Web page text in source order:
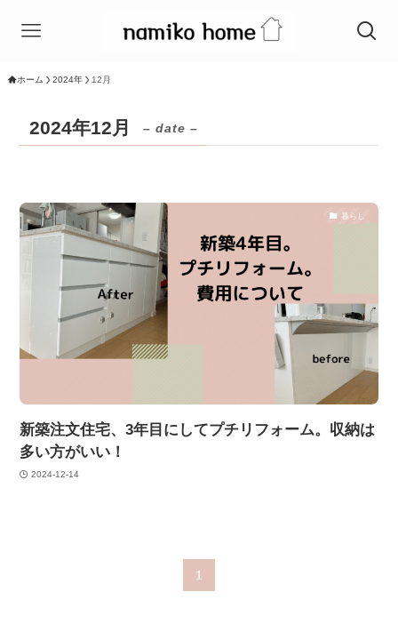
ホーム 2024年 12月
2024年12月 – date –
暮らし
新築注文住宅、3年目にしてプチリフォーム。収納は
多い方がいい！
2024-12-14
1